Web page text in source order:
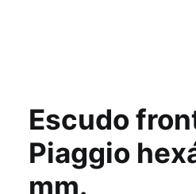
Escudo
Piaggio
mm.